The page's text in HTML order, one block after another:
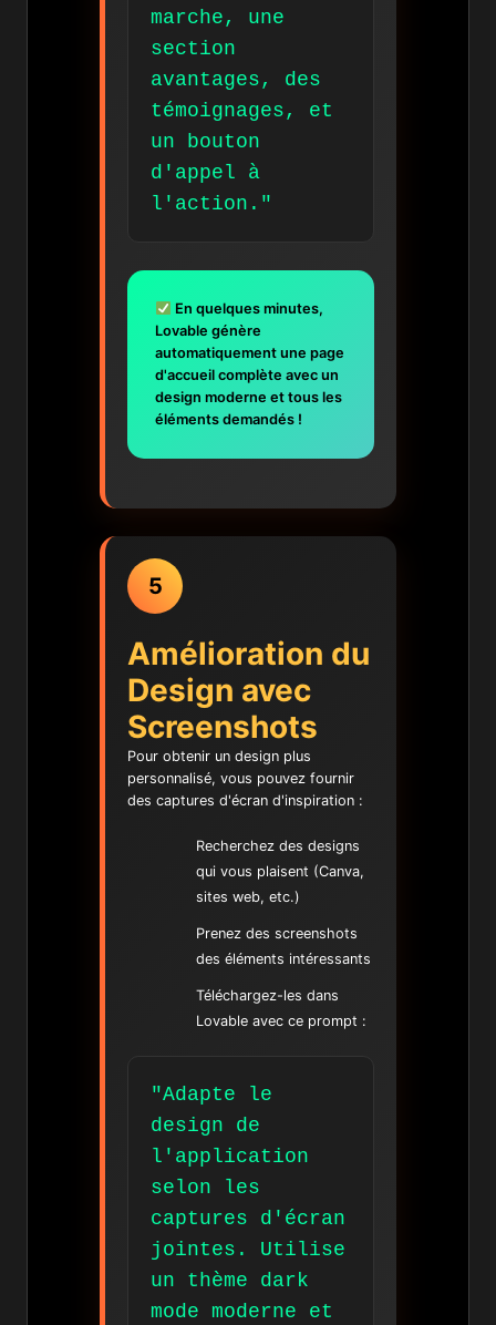
marche, une
section
avantages, des
témoignages, et
un bouton
d'appel à
l'action."
En quelques minutes,
Lovable génère
automatiquement une page
d'accueil complète avec un
design moderne et tous les
éléments demandés !
5
Amélioration du
Design avec
Screenshots
Pour obtenir un design plus
personnalisé, vous pouvez fournir
des captures d'écran d'inspiration :
Recherchez des designs
qui vous plaisent (Canva,
sites web, etc.)
Prenez des screenshots
des éléments intéressants
Téléchargez-les dans
Lovable avec ce prompt :
"Adapte le
design de
l'application
selon les
captures d'écran
jointes. Utilise
un thème dark
mode moderne et